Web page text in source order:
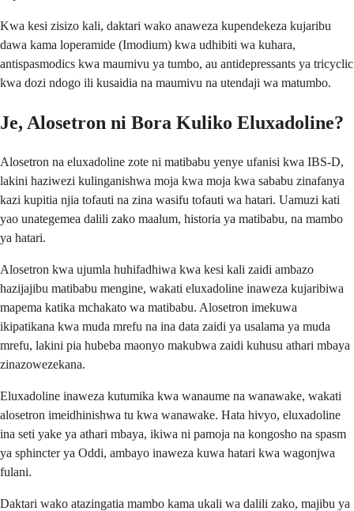
Kwa kesi zisizo kali, daktari wako anaweza kupendekeza kujaribu
dawa kama loperamide (Imodium) kwa udhibiti wa kuhara,
antispasmodics kwa maumivu ya tumbo, au antidepressants ya tricyclic
kwa dozi ndogo ili kusaidia na maumivu na utendaji wa matumbo.
Je, Alosetron ni Bora Kuliko Eluxadoline?
Alosetron na eluxadoline zote ni matibabu yenye ufanisi kwa IBS-D,
lakini haziwezi kulinganishwa moja kwa moja kwa sababu zinafanya
kazi kupitia njia tofauti na zina wasifu tofauti wa hatari. Uamuzi kati
yao unategemea dalili zako maalum, historia ya matibabu, na mambo
ya hatari.
Alosetron kwa ujumla huhifadhiwa kwa kesi kali zaidi ambazo
hazijajibu matibabu mengine, wakati eluxadoline inaweza kujaribiwa
mapema katika mchakato wa matibabu. Alosetron imekuwa
ikipatikana kwa muda mrefu na ina data zaidi ya usalama ya muda
mrefu, lakini pia hubeba maonyo makubwa zaidi kuhusu athari mbaya
zinazowezekana.
Eluxadoline inaweza kutumika kwa wanaume na wanawake, wakati
alosetron imeidhinishwa tu kwa wanawake. Hata hivyo, eluxadoline
ina seti yake ya athari mbaya, ikiwa ni pamoja na kongosho na spasm
ya sphincter ya Oddi, ambayo inaweza kuwa hatari kwa wagonjwa
fulani.
Daktari wako atazingatia mambo kama ukali wa dalili zako, majibu ya